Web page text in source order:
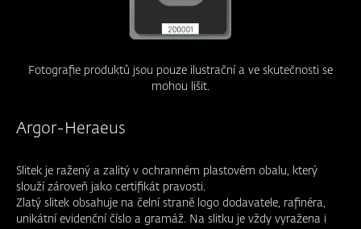
Fotografie produktů jsou pouze ilustrační a ve skutečnosti se
mohou lišit.
Argor-Heraeus
Slitek je ražený a zalitý v ochranném plastovém obalu, který
slouží zároveň jako certifikát pravosti.
Zlatý slitek obsahuje na čelní straně logo dodavatele, rafinéra,
unikátní evidenční číslo a gramáž. Na slitku je vždy vyražena i